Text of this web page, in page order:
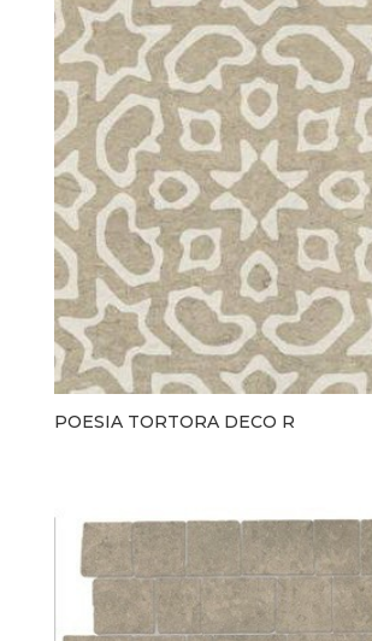
POESIA TORTORA DECO R